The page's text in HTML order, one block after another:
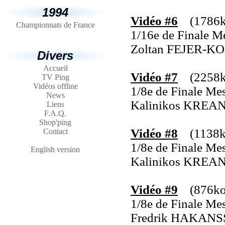
1994
Championnats de France
Divers
Accueil
TV Ping
Vidéos offline
News
Liens
F.A.Q.
Shop'ping
Contact
English version
Vidéo #6
1/16e de Finale
Zoltan FEJER-
Vidéo #7
1/8e de Finale
Kalinikos
Vidéo #8
1/8e de Finale
Kalinikos
Vidéo #9
1/8e de Finale
Fredrik